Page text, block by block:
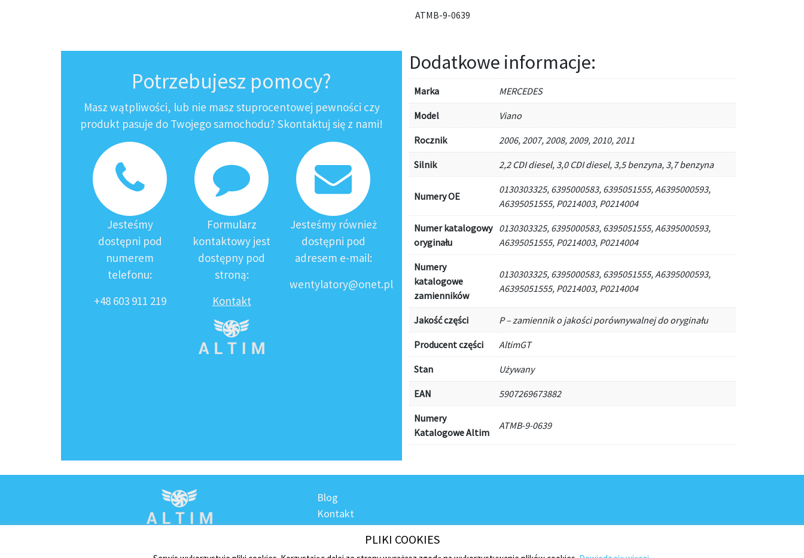
ATMB-9-0639
Potrzebujesz pomocy?
Masz wątpliwości, lub nie masz stuprocentowej pewności czy
produkt pasuje do Twojego samochodu? Skontaktuj się z nami!
Jesteśmy
dostępni pod
numerem
telefonu:
+48 603 911 219
Formularz
kontaktowy jest
dostępny pod
stroną:
Kontakt
Jesteśmy również
dostępni pod
adresem e-mail:
wentylatory@onet.pl
Dodatkowe informacje:
Marka MERCEDES
Model Viano
Rocznik 2006, 2007, 2008, 2009, 2010, 2011
Silnik 2,2 CDI diesel, 3,0 CDI diesel, 3,5 benzyna, 3,7 benzyna
Numery OE
0130303325, 6395000583, 6395051555, A6395000593,
A6395051555, P0214003, P0214004
Numer katalogowy
oryginału
0130303325, 6395000583, 6395051555, A6395000593,
A6395051555, P0214003, P0214004
Numery
katalogowe
zamienników
0130303325, 6395000583, 6395051555, A6395000593,
A6395051555, P0214003, P0214004
Jakość części P – zamiennik o jakości porównywalnej do oryginału
Producent części AltimGT
Stan Używany
EAN 5907269673882
Numery
Katalogowe Altim
ATMB-9-0639
Blog
Kontakt
Regulamin sklepu
Polityka prywatności
PLIKI COOKIES